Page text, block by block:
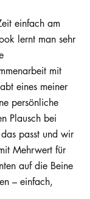
einfach am
lernt man sehr
mit
eines meiner
persönliche
Plausch bei
passt und wir
Mehrwert für
auf die Beine
– einfach,